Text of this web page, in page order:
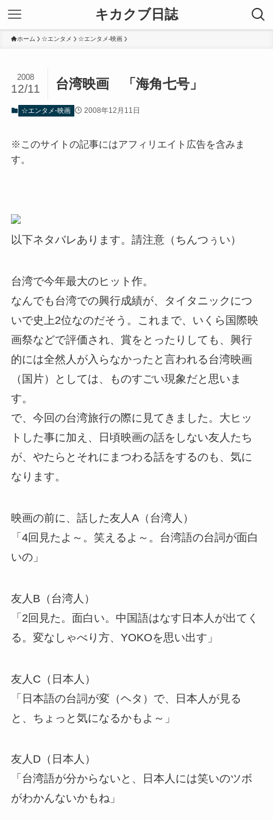
キカクブ日誌
ホーム ☆エンタメ ☆エンタメ-映画
台湾映画 「海角七号」
2008
12/11
☆エンタメ-映画 2008年12月11日
※このサイトの記事にはアフィリエイト広告を含みま
す。
以下ネタバレあります。請注意（ちんつぅい）
台湾で今年最大のヒット作。
なんでも台湾での興行成績が、タイタニックにつ
いで史上2位なのだそう。これまで、いくら国際映
画祭などで評価され、賞をとったりしても、興行
的には全然人が入らなかったと言われる台湾映画
（国片）としては、ものすごい現象だと思いま
す。
で、今回の台湾旅行の際に見てきました。大ヒッ
トした事に加え、日頃映画の話をしない友人たち
が、やたらとそれにまつわる話をするのも、気に
なります。
映画の前に、話した友人A（台湾人）
「4回見たよ～。笑えるよ～。台湾語の台詞が面白
いの」
友人B（台湾人）
「2回見た。面白い。中国語はなす日本人が出てく
る。変なしゃべり方、YOKOを思い出す」
友人C（日本人）
「日本語の台詞が変（ヘタ）で、日本人が見る
と、ちょっと気になるかもよ～」
友人D（日本人）
「台湾語が分からないと、日本人には笑いのツボ
がわかんないかもね」